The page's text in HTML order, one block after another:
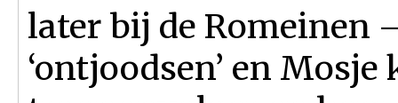
later bij de Romeinen
‘ontjoodsen’ en